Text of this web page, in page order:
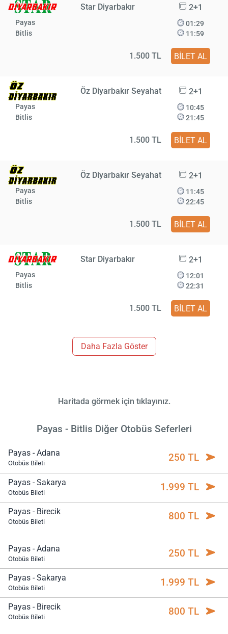
Star Diyarbakır 2+1
Payas
Bitlis
01:29
11:59
1.500 TL BİLET AL
Öz Diyarbakır Seyahat 2+1
Payas
Bitlis
10:45
21:45
1.500 TL BİLET AL
Öz Diyarbakır Seyahat 2+1
Payas
Bitlis
11:45
22:45
1.500 TL BİLET AL
Star Diyarbakır 2+1
Payas
Bitlis
12:01
22:31
1.500 TL BİLET AL
Daha Fazla Göster
Haritada görmek için tıklayınız.
Payas - Bitlis Diğer Otobüs Seferleri
Payas - Adana
Otobüs Bileti 250 TL
Payas - Sakarya
Otobüs Bileti 1.999 TL
Payas - Birecik
Otobüs Bileti 800 TL
Payas - Adana
Otobüs Bileti 250 TL
Payas - Sakarya
Otobüs Bileti 1.999 TL
Payas - Birecik
Otobüs Bileti 800 TL